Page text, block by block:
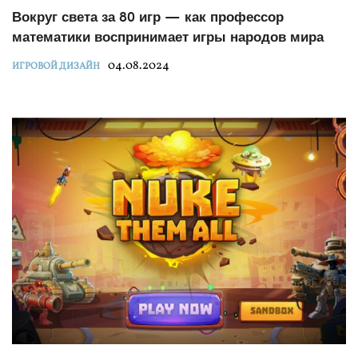
Вокруг света за 80 игр — как профессор
математики воспринимает игры народов мира
ИГРОВОЙ ДИЗАЙН 04.08.2024